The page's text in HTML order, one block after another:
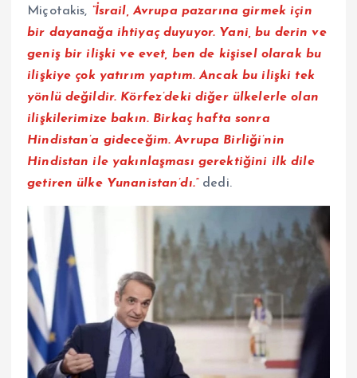
Miçotakis, “İsrail, Avrupa pazarına girmek için
bir dayanağa ihtiyaç duyuyor. Yani, bu derin ve
geniş bir ilişki ve evet, ben de kişisel olarak bu
ilişkiye çok yatırım yaptım. Ancak bu ilişki tek
yönlü değildir. Körfez’deki diğer ülkelerle olan
ilişkilerimize bakın. Birkaç hafta sonra
Hindistan’a gideceğim. Avrupa Birliği’nin
Hindistan ile yakınlaşması gerektiğini ilk dile
getiren ülke Yunanistan’dı.”dedi.